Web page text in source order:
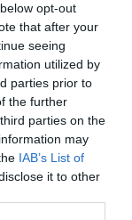
opt-out
that after your
seeing
utilized by
parties prior to
the further
parties on the
may
IAB’s List of
it to other